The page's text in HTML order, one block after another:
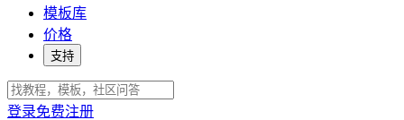
模板库
价格
支持
登录免费注册